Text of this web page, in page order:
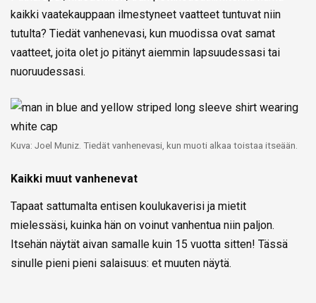
kaikki vaatekauppaan ilmestyneet vaatteet tuntuvat niin
tutulta? Tiedät vanhenevasi, kun muodissa ovat samat
vaatteet, joita olet jo pitänyt aiemmin lapsuudessasi tai
nuoruudessasi.
Kuva: Joel Muniz. Tiedät vanhenevasi, kun muoti alkaa toistaa itseään.
Kaikki muut vanhenevat
Tapaat sattumalta entisen koulukaverisi ja mietit
mielessäsi, kuinka hän on voinut vanhentua niin paljon.
Itsehän näytät aivan samalle kuin 15 vuotta sitten! Tässä
sinulle pieni pieni salaisuus: et muuten näytä.